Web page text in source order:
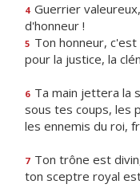
4 Guerrier
d'honneur !
5 Ton honneur,
pour la justice, la
6 Ta main jettera la
sous tes coups, les
les ennemis du roi,
7 Ton trône est
ton sceptre royal